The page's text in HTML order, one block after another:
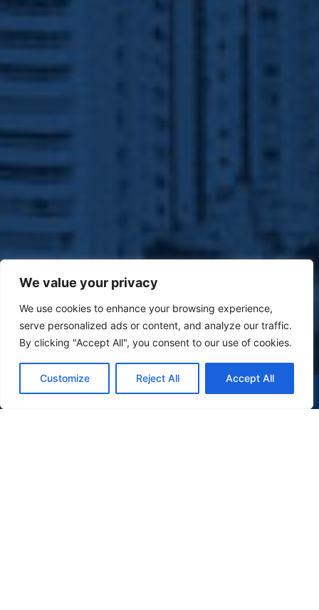
We value your privacy
We use cookies to enhance your browsing experience,
serve personalized ads or content, and analyze our traffic.
By clicking "Accept All", you consent to our use of cookies.
Customize Reject All Accept All
(47) 9 9977-7630